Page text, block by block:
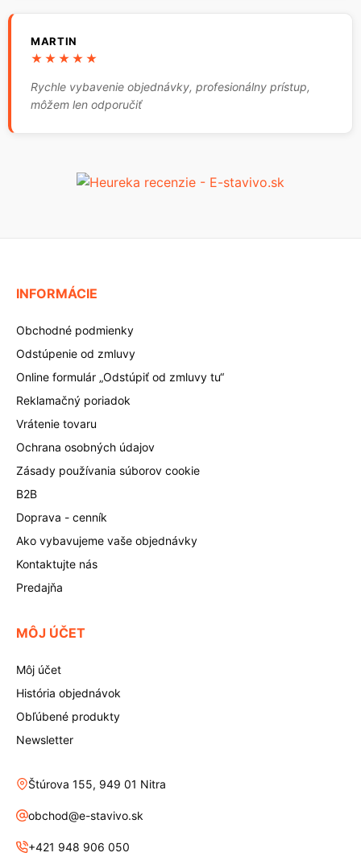
MARTIN
★★★★★
Rychle vybavenie objednávky, profesionálny prístup,
môžem len odporučiť
INFORMÁCIE
Obchodné podmienky
Odstúpenie od zmluvy
Online formulár „Odstúpiť od zmluvy tu“
Reklamačný poriadok
Vrátenie tovaru
Ochrana osobných údajov
Zásady používania súborov cookie
B2B
Doprava - cenník
Ako vybavujeme vaše objednávky
Kontaktujte nás
Predajňa
MÔJ ÚČET
Môj účet
História objednávok
Obľúbené produkty
Newsletter
Štúrova 155, 949 01 Nitra
obchod@e-stavivo.sk
+421 948 906 050